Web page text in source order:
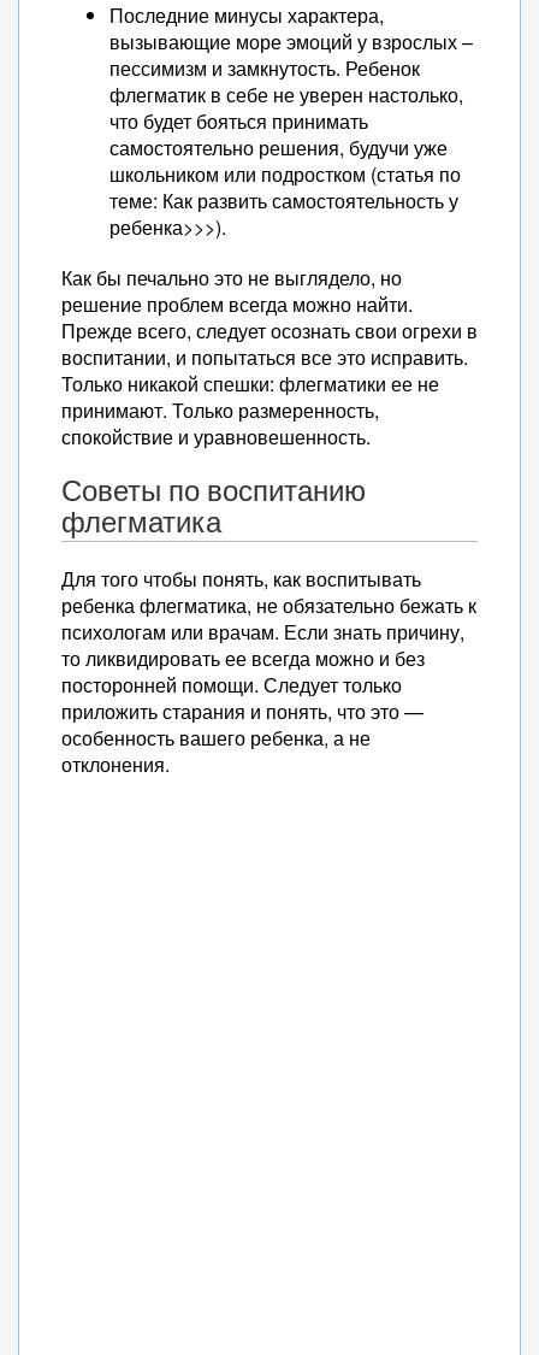
Последние минусы характера,
вызывающие море эмоций у взрослых –
пессимизм и замкнутость. Ребенок
флегматик в себе не уверен настолько,
что будет бояться принимать
самостоятельно решения, будучи уже
школьником или подростком (статья по
теме: Как развить самостоятельность у
ребенка>>>).
Как бы печально это не выглядело, но
решение проблем всегда можно найти.
Прежде всего, следует осознать свои огрехи в
воспитании, и попытаться все это исправить.
Только никакой спешки: флегматики ее не
принимают. Только размеренность,
спокойствие и уравновешенность.
Советы по воспитанию
флегматика
Для того чтобы понять, как воспитывать
ребенка флегматика, не обязательно бежать к
психологам или врачам. Если знать причину,
то ликвидировать ее всегда можно и без
посторонней помощи. Следует только
приложить старания и понять, что это —
особенность вашего ребенка, а не
отклонения.